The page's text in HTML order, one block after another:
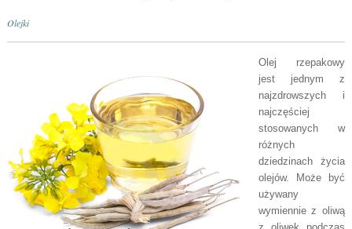
Olejki
Olej rzepakowy
jest jednym z
najzdrowszych i
najczęściej
stosowanych w
różnych
dziedzinach życia
olejów. Może być
używany
wymiennie z oliwą